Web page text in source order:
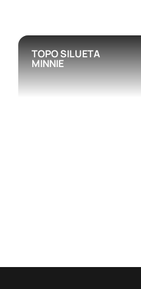
TOPO SILUETA
MINNIE